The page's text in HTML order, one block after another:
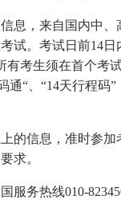
息，来自国内中
试。考试日前14
考生须在首个考
“、“14天行程码
的信息，准时参
求。
务热线010-